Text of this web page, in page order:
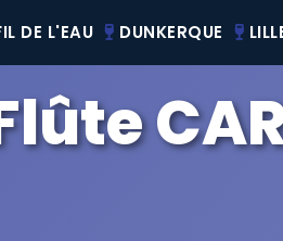
DE L'EAU DUNKERQUE